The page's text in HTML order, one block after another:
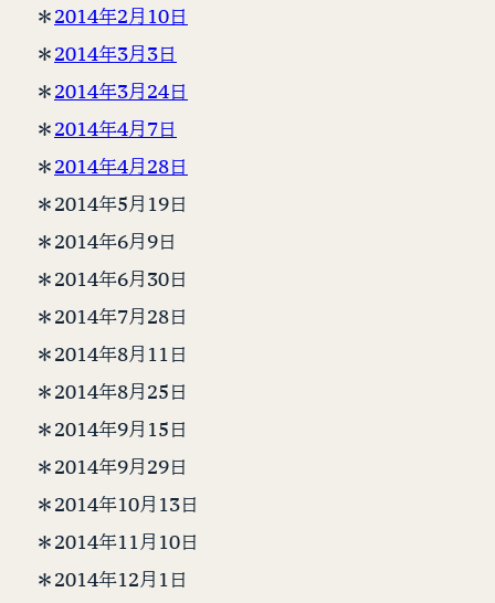
＊2014年2月10日
＊2014年3月3日
＊2014年3月24日
＊2014年4月7日
＊2014年4月28日
＊2014年5月19日
＊2014年6月9日
＊2014年6月30日
＊2014年7月28日
＊2014年8月11日
＊2014年8月25日
＊2014年9月15日
＊2014年9月29日
＊2014年10月13日
＊2014年11月10日
＊2014年12月1日